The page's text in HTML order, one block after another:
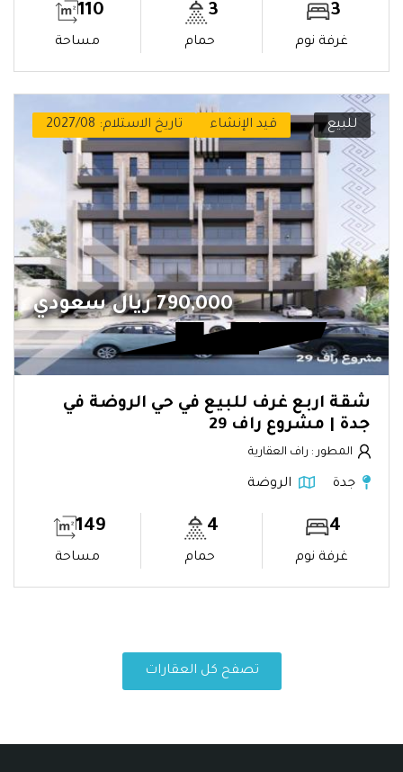
3
غرفة نوم
3
حمام
110
مساحة
للبيع قيد الإنشاء تاريخ الاستلام: 2027/08
790,000 ريال سعودي
شقة اربع غرف للبيع في حي الروضة في
جدة | مشروع راف 29
المطور : راف العقارية
جدة الروضة
4
غرفة نوم
4
حمام
149
مساحة
تصفح كل العقارات